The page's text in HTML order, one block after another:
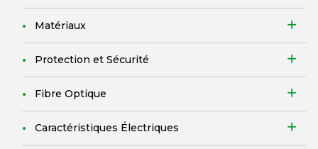
Matériaux
Protection et Sécurité
Fibre Optique
Caractéristiques Électriques